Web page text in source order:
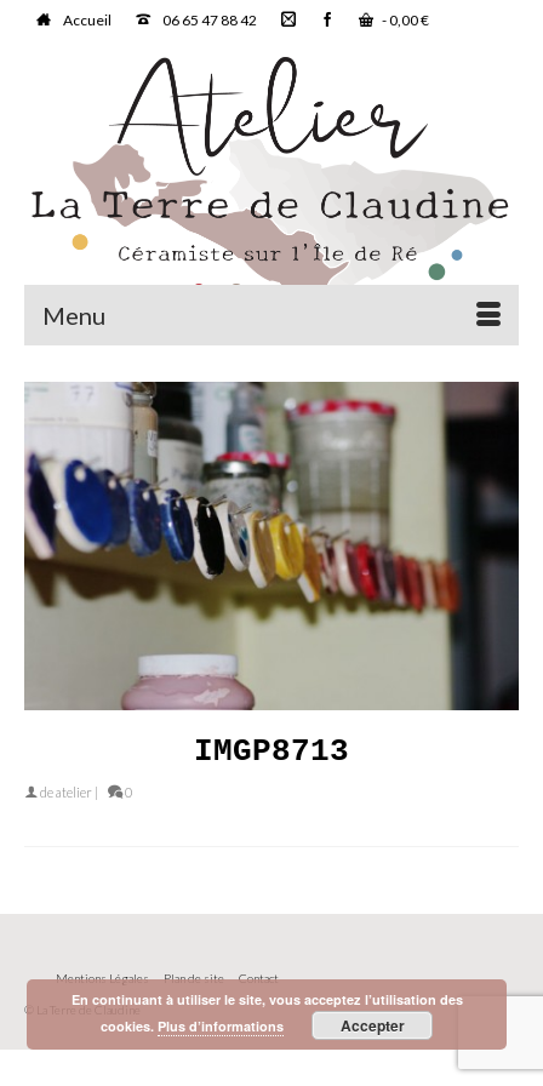
Accueil 06 65 47 88 42 -0,00€
Menu
IMGP8713
deatelier 0
Mentions Légales Plan de site Contact
© La Terre de Claudine
En continuant à utiliser le site, vous acceptez l’utilisation des
cookies. Plus d’informations Accepter